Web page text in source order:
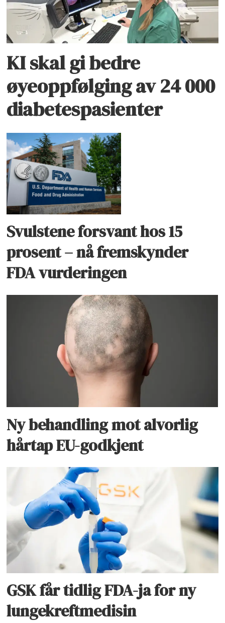
KI skal gi bedre
øyeoppfølging av 24 000
diabetespasienter
Svulstene forsvant hos 15
prosent – nå fremskynder
FDA vurderingen
Ny behandling mot alvorlig
hårtap EU-godkjent
GSK får tidlig FDA-ja for ny
lungekreftmedisin